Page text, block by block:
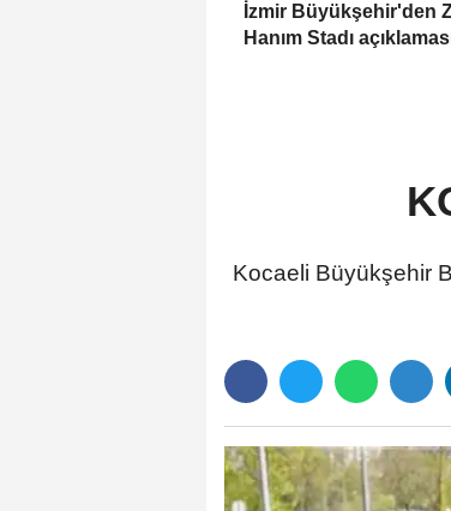
İzmir Büyükşehir'den
Hanım Stadı
Kocaeli Büyükşehir